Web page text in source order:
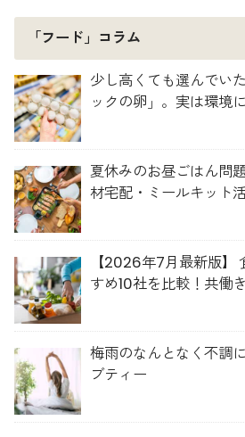
「フード」コラム
少し高くても選んでい
ックの卵」。実は環境
夏休みのお昼ごはん問
材宅配・ミールキット
【2026年7月最新版】
すめ10社を比較！共働
梅雨のなんとなく不調
ブティー